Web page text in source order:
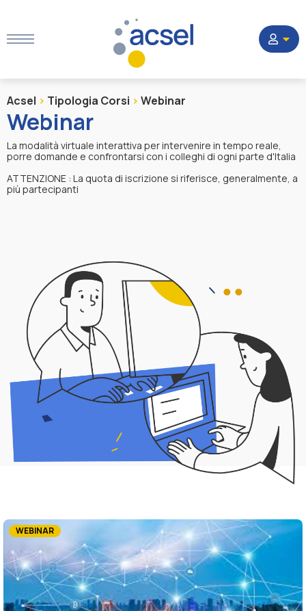
Home
Settori
La Società
Associazione
Contatti
Acsel > Tipologia Corsi > Webinar
Webinar
La modalità virtuale interattiva per intervenire in tempo reale,
porre domande e confrontarsi con i colleghi di ogni parte d'Italia
ATTENZIONE : La quota di iscrizione si riferisce, generalmente, a
più partecipanti
I prossimi eventi
WEBINAR